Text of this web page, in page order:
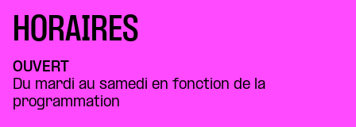
HORAIRES
OUVERT
Du mardi au samedi en fonction de la
programmation